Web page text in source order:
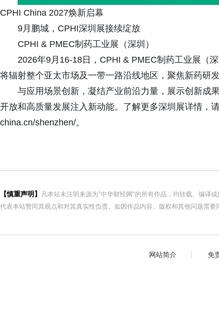
CPHI China 2027焕新启幕
9月鹏城，CPHI深圳展接续绽放
CPHI & PMEC制药工业展（深圳）
2026年9月16-18日，CPHI & PMEC制药工业展（
将辐射整个亚太市场及一带一路沿线地区，聚焦新药研
与应用场景创新，凝结产业前沿力量，展示创新成
开放和高质量发展注入新动能。了解更多深圳展详情，
china.cn/shenzhen/。
【慎重声明】
凡本站未注明来源为"中华财经网"的所有作品，均转载、编译
代表本站赞同其观点和对其真实性负责。如因作品内容、版权和其他问题需
网站简介 免